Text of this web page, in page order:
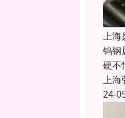
上海
钨钢
硬不
上海
24-